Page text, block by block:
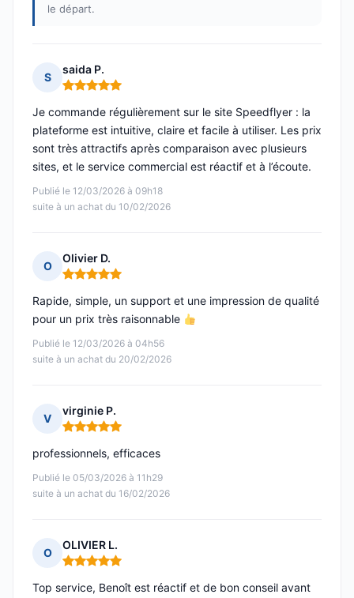
le départ.
S
saida P.
Note : 5 sur 5
Publié le 12/03/2026 à 09h18
suite à un achat du 10/02/2026
Je commande régulièrement sur le site Speedflyer : la
plateforme est intuitive, claire et facile à utiliser. Les prix
sont très attractifs après comparaison avec plusieurs
sites, et le service commercial est réactif et à l’écoute.
O
Olivier D.
Note : 5 sur 5
Publié le 12/03/2026 à 04h56
suite à un achat du 20/02/2026
Rapide, simple, un support et une impression de qualité
pour un prix très raisonnable
V
virginie P.
Note : 5 sur 5
Publié le 05/03/2026 à 11h29
suite à un achat du 16/02/2026
professionnels, efficaces
O
OLIVIER L.
Note : 5 sur 5
Top service, Benoît est réactif et de bon conseil avant